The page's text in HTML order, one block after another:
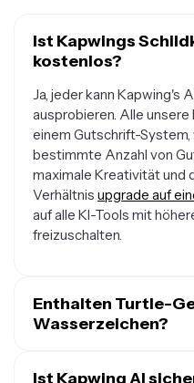
Ist Kapwings
kostenlos?
Ja, jeder kann Kapwing's
ausprobieren. Alle
einem Gutschrift-
bestimmte Anzahl von
maximale Kreativität und
Verhältnis upgrade auf
auf alle KI-Tools mit
freizuschalten.
Enthalten Turtle-
Wasserzeichen?
enthalten alle Exporte –
Ist Kapwing AI